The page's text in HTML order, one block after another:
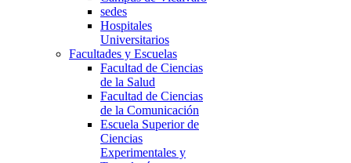
sedes
Hospitales
Universitarios
Facultades y Escuelas
Facultad de Ciencias
de la Salud
Facultad de Ciencias
de la Comunicación
Escuela Superior de
Ciencias
Experimentales y